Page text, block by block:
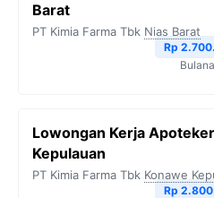
Barat
PT Kimia Farma Tbk Nias Barat
Rp
Lowongan Kerja
Kepulauan
PT Kimia Farma Tbk Konawe
Rp